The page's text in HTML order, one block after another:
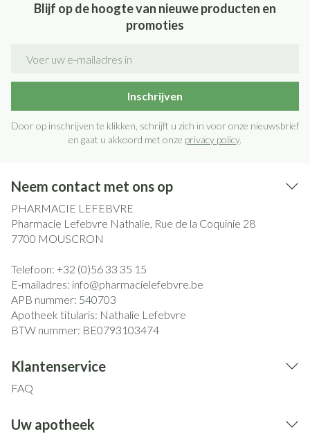
Blijf op de hoogte van nieuwe producten en
promoties
Inschrijven
Door op inschrijven te klikken, schrijft u zich in voor onze nieuwsbrief
en gaat u akkoord met onze privacy policy.
Neem contact met ons op
PHARMACIE LEFEBVRE
Pharmacie Lefebvre Nathalie, Rue de la Coquinie 28
7700 MOUSCRON
Telefoon: +32 (0)56 33 35 15
E-mailadres: info@pharmacielefebvre.be
APB nummer: 540703
Apotheek titularis: Nathalie Lefebvre
BTW nummer: BE0793103474
Klantenservice
FAQ
Uw apotheek